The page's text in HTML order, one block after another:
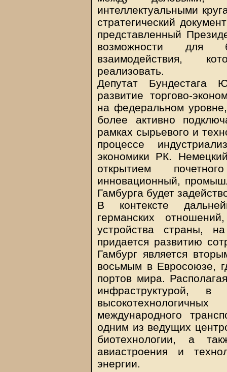
интеллектуальными
стратегический
представленный
возможности для
взаимодействия,
реализовать.
Депутат Бундестага
развитие торгово-
на федеральном
более активно
рамках сырьевого и
процессе
экономики РК.
открытием
инновационный,
Гамбурга будет
В контексте
германских
устройства страны,
придается развитию
Гамбург является
восьмым в Евросоюзе,
портов мира.
инфраструктурой, в
международного
одним из ведущих
биотехнологии, а
авиастроения и
энергии.